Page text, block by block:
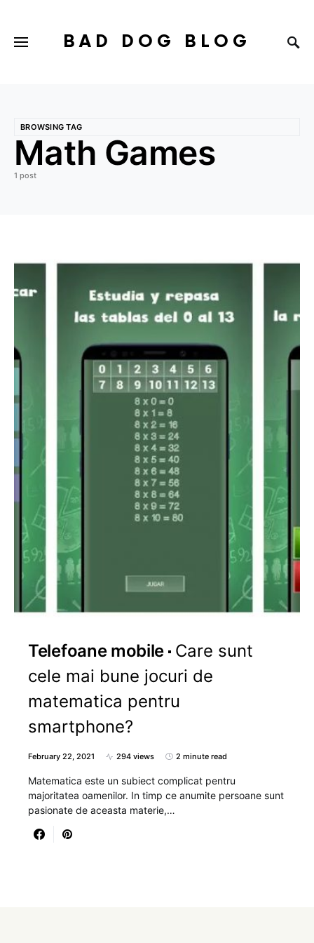
BAD DOG BLOG
BROWSING TAG
Math Games
1 post
Telefoane mobile Care sunt
cele mai bune jocuri de
matematica pentru
smartphone?
February 22, 2021 294 views 2 minute read
Matematica este un subiect complicat pentru
majoritatea oamenilor. In timp ce anumite persoane sunt
pasionate de aceasta materie,…